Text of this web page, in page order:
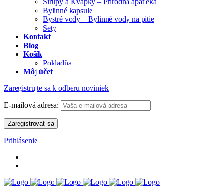
Sirupy a Kvapky – Prírodná apatieka
Bylinné kapsule
Bystré vody – Bylinné vody na pitie
Sety
Kontakt
Blog
Košík
Pokladňa
Môj účet
Zaregistrujte sa k odberu noviniek
E-mailová adresa:
Prihlásenie